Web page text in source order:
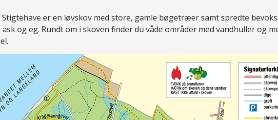
Stigtehave er en løvskov med store, gamle bøgetræer samt spredte
og eg. Rundt om i skoven finder du våde områder med vandhuller og